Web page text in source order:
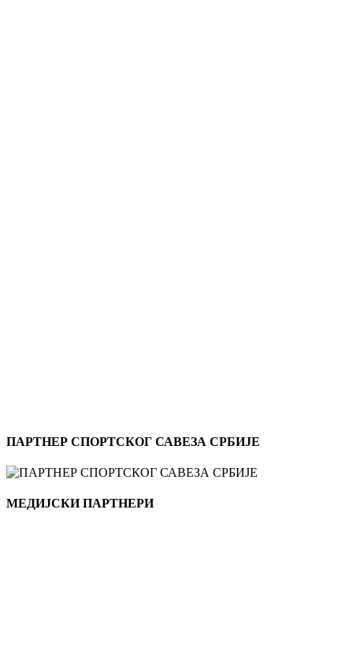
ПАРТНЕР СПОРТСКОГ САВЕЗА СРБИЈЕ
МЕДИЈСКИ ПАРТНЕРИ